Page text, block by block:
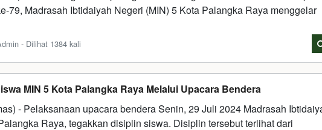
79, Madrasah Ibtidaiyah Negeri (MIN) 5 Kota Palangka Raya menggelar
- Dilihat 1384 kali
MIN 5 Kota Palangka Raya Melalui Upacara Bendera
- Pelaksanaan upacara bendera Senin, 29 Juli 2024 Madrasah
Raya, tegakkan disiplin siswa. Disiplin tersebut terlihat dari